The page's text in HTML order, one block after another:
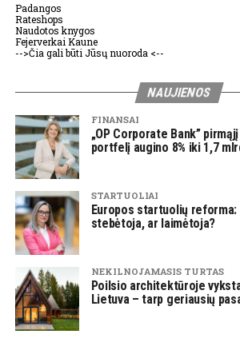
Padangos
Rateshops
Naudotos knygos
Fejerverkai Kaune
-->Čia gali būti Jūsų nuoroda <--
NAUJIENOS
FINANSAI
„OP Corporate Bank”
portfelį augino 8% iki 1,7
STARTUOLIAI
Europos startuolių reforma:
stebėtoja, ar laimėtoja?
NEKILNOJAMASIS TURTAS
Poilsio architektūroje
Lietuva – tarp geriausių